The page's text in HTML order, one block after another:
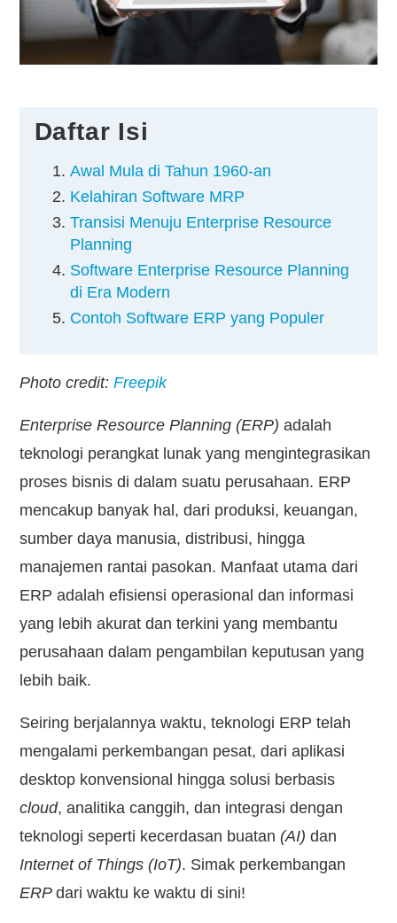
Daftar Isi
Awal Mula di Tahun 1960-an
Kelahiran Software MRP
Transisi Menuju Enterprise Resource
Planning
Software Enterprise Resource Planning
di Era Modern
Contoh Software ERP yang Populer
Photo credit:Freepik
Enterprise Resource Planning (ERP)adalah
teknologi perangkat lunak yang mengintegrasikan
proses bisnis di dalam suatu perusahaan. ERP
mencakup banyak hal, dari produksi, keuangan,
sumber daya manusia, distribusi, hingga
manajemen rantai pasokan. Manfaat utama dari
ERP adalah efisiensi operasional dan informasi
yang lebih akurat dan terkini yang membantu
perusahaan dalam pengambilan keputusan yang
lebih baik.
Seiring berjalannya waktu, teknologi ERP telah
mengalami perkembangan pesat, dari aplikasi
desktop konvensional hingga solusi berbasis
cloud, analitika canggih, dan integrasi dengan
teknologi seperti kecerdasan buatan(AI) dan
Internet of Things (IoT). Simak perkembangan
ERPdari waktu ke waktu di sini!